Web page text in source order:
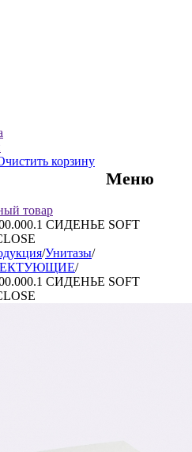
корзину
Меню
товар
СИДЕНЬЕ SOFT
/Унитазы/
/
СИДЕНЬЕ SOFT